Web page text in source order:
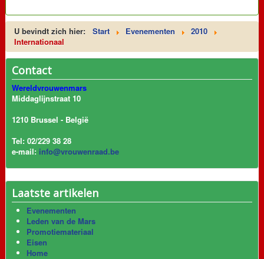
U bevindt zich hier: Start Evenementen
2010
Internationaal
Contact
Wereldvrouwenmars
Middaglijnstraat 10
1210 Brussel - België
Tel: 02/229 38 28
e-mail: info@vrouwenraad.be
Laatste artikelen
Evenementen
Leden van de Mars
Promotiemateriaal
Eisen
Home